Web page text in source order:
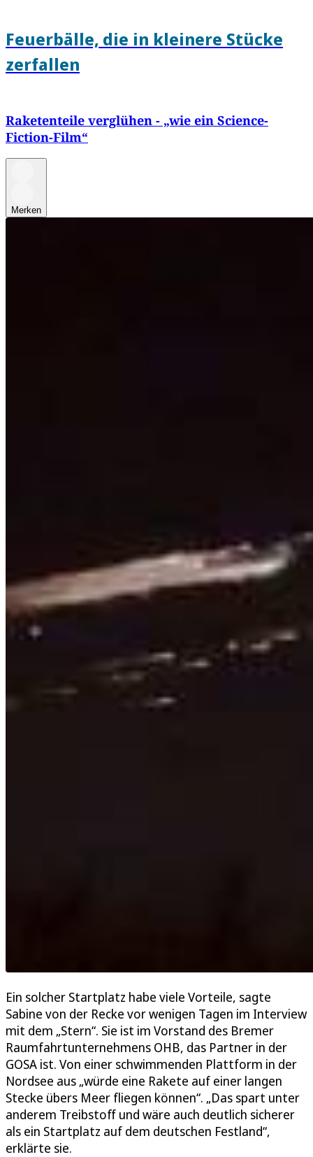
Feuerbälle, die in kleinere Stücke
zerfallen
Raketenteile verglühen - „wie ein Science-
Fiction-Film“
Merken
Ein solcher Startplatz habe viele Vorteile, sagte
Sabine von der Recke vor wenigen Tagen im Interview
mit dem „Stern“. Sie ist im Vorstand des Bremer
Raumfahrtunternehmens OHB, das Partner in der
GOSA ist. Von einer schwimmenden Plattform in der
Nordsee aus „würde eine Rakete auf einer langen
Stecke übers Meer fliegen können“. „Das spart unter
anderem Treibstoff und wäre auch deutlich sicherer
als ein Startplatz auf dem deutschen Festland“,
erklärte sie.